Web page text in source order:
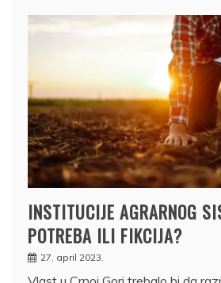
INSTITUCIJE AGRARNOG
POTREBA ILI FIKCIJA?
27. april 2023.